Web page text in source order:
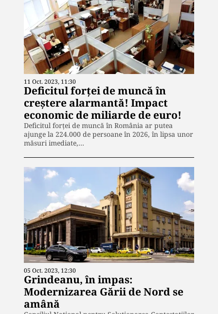
11 Oct. 2023, 11:30
Deficitul forței de muncă în
creștere alarmantă! Impact
economic de miliarde de euro!
Deficitul forței de muncă în România ar putea
ajunge la 224.000 de persoane în 2026, în lipsa unor
măsuri imediate,…
05 Oct. 2023, 12:30
Grindeanu, în impas:
Modernizarea Gării de Nord se
amână